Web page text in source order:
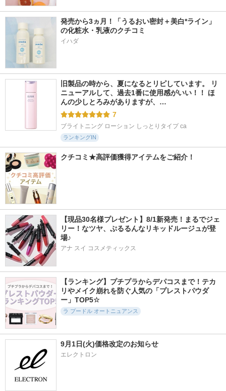
発売から3ヵ月！「うるおい密封＋美白*ライン」
の化粧水・乳液のクチコミ
イハダ
旧製品の時から、夏になるとリピしています。 リ
ニューアルして、過去1番に使用感がいい！！ ほ
んの少しとろみがありますが、…
7
ブライトニング ローション しっとりタイプ ca
ランキングIN
クチコミ★高評価獲得アイテムをご紹介！
【現品30名様プレゼント】8/1新発売！まるでジェ
リー！なツヤ、ぷるるんなリキッドルージュが登
場♪
アナ スイ コスメティックス
【ランキング】プチプラからデパコスまで！テカ
リやメイク崩れを防ぐ人気の「プレストパウダ
ー」TOP5☆
ラ プードル オートニュアンス
9月1日(火)価格改定のお知らせ
エレクトロン